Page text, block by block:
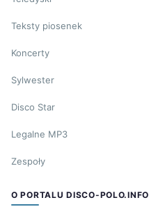
Teksty piosenek
Koncerty
Sylwester
Disco Star
Legalne MP3
Zespoły
O PORTALU DISCO-POLO.INFO